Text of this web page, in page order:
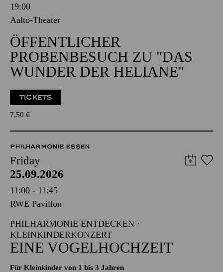
19:00
Aalto-Theater
ÖFFENTLICHER
PROBENBESUCH ZU "DAS
WUNDER DER HELIANE"
TICKETS
7,50 €
PHILHARMONIE ESSEN
Friday
25.09.2026
11:00 - 11:45
RWE Pavillon
PHILHARMONIE ENTDECKEN ·
KLEINKINDERKONZERT
EINE VOGELHOCHZEIT
Für Kleinkinder von 1 bis 3 Jahren